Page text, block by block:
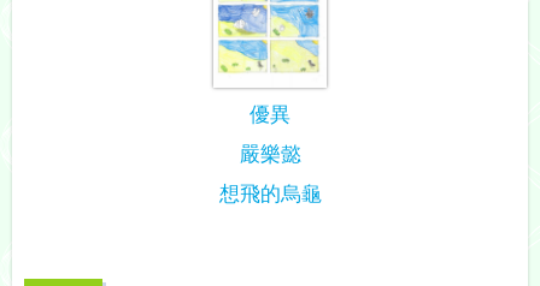
優異
嚴樂懿
想飛的烏龜